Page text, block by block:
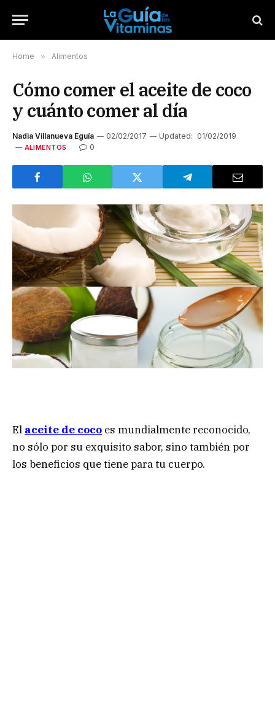
Home » Alimentos
Cómo comer el aceite de coco
y cuánto comer al día
Nadia Villanueva Eguía 02/02/2017 Updated: 01/02/2019
ALIMENTOS 0
El aceite de coco es mundialmente reconocido,
no sólo por su exquisito sabor, sino también por
los beneficios que tiene para tu cuerpo.